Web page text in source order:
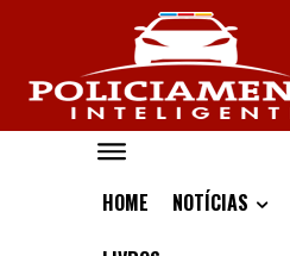
HOME NOTÍCIAS